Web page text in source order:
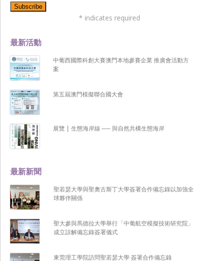
最新新聞
聖若瑟大學與聖奧古斯丁大學簽署合作備忘錄以加強全
球夥伴關係
聖大參與馬德拉大學舉行「中葡航空模擬技術研究院」
成立諒解備忘錄簽署儀式
東莞理工學院訪問聖若瑟大學 簽署合作備忘錄
最新活動
中葡西國際科創大賽澳門本地參賽企業 推廣會活動方
案
第五屆澳門模擬聯合國大會
展覽 | 生態海岸線 ── 與自然共構生態海岸
* indicates required